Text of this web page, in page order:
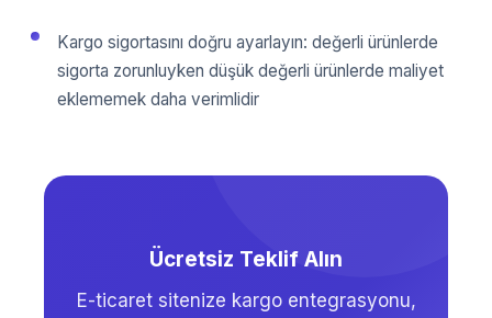
Kargo sigortasını doğru ayarlayın: değerli ürünlerde
sigorta zorunluyken düşük değerli ürünlerde maliyet
eklememek daha verimlidir
Ücretsiz Teklif Alın
E-ticaret sitenize kargo entegrasyonu,